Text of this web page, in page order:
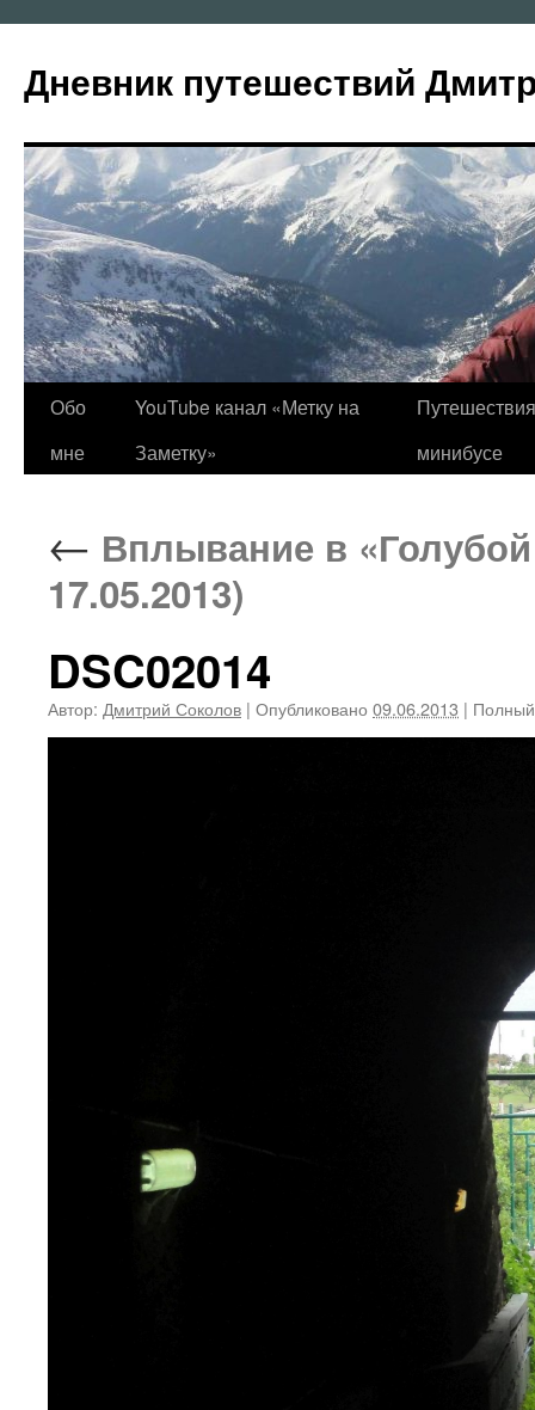
содержимому
Дневник путешествий
Обо
мне
YouTube канал «Метку на
Заметку»
минибусе
← Вплывание в
17.05.2013)
DSC02014
Автор: Дмитрий Соколов | Опубликовано 09.06.2013 |